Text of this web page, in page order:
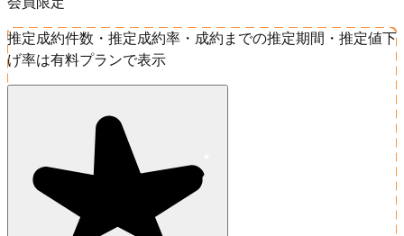
推定成約件数・推定成約率・成約までの推定期間・推定値下
げ率は有料プランで表示